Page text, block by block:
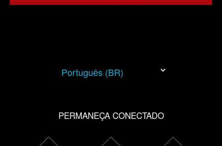
Português (BR)
PERMANEÇA CONECTADO